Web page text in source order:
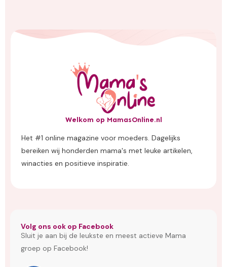
Welkom op MamasOnline.nl
Het #1 online magazine voor moeders. Dagelijks
bereiken wij honderden mama's met leuke artikelen,
winacties en positieve inspiratie.
Volg ons ook op Facebook
Sluit je aan bij de leukste en meest actieve Mama
groep op Facebook!